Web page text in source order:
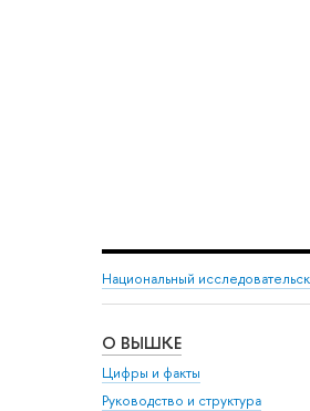
Национальный
О ВЫШКЕ
Цифры и факты
Руководство и структура